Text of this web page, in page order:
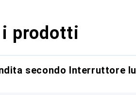
prodotti
secondo Interruttore